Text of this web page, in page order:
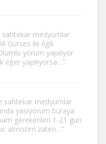
medyumlar
Gürses ile ilgili
yorum yapılıyor
yapılıyorsa…”
sahtekar medyumlar
yasiyorum buraya
gerekenleri 1-21 gun
almistim zaten…”